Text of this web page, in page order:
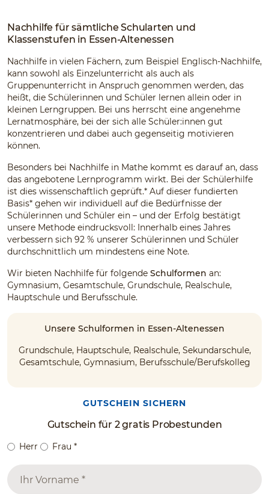
Nachhilfe für sämtliche Schularten und
Klassenstufen in Essen-Altenessen
Nachhilfe in vielen Fächern, zum Beispiel Englisch-Nachhilfe,
kann sowohl als Einzelunterricht als auch als
Gruppenunterricht in Anspruch genommen werden, das
heißt, die Schülerinnen und Schüler lernen allein oder in
kleinen Lerngruppen. Bei uns herrscht eine angenehme
Lernatmosphäre, bei der sich alle Schüler:innen gut
konzentrieren und dabei auch gegenseitig motivieren
können.
Besonders bei Nachhilfe in Mathe kommt es darauf an, dass
das angebotene Lernprogramm wirkt. Bei der Schülerhilfe
ist dies wissenschaftlich geprüft.* Auf dieser fundierten
Basis* gehen wir individuell auf die Bedürfnisse der
Schülerinnen und Schüler ein – und der Erfolg bestätigt
unsere Methode eindrucksvoll: Innerhalb eines Jahres
verbessern sich 92 % unserer Schülerinnen und Schüler
durchschnittlich um mindestens eine Note.
Wir bieten Nachhilfe für folgende Schulformen an:
Gymnasium, Gesamtschule, Grundschule, Realschule,
Hauptschule und Berufsschule.
Unsere Schulformen in Essen-Altenessen
Grundschule, Hauptschule, Realschule, Sekundarschule,
Gesamtschule, Gymnasium, Berufsschule/Berufskolleg
GUTSCHEIN SICHERN
Gutschein für 2 gratis Probestunden
Herr Frau *